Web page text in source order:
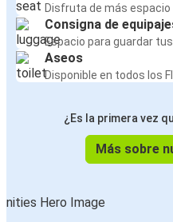
Disfruta de más espacio
Consigna de
Espacio para guardar
Aseos
Disponible en todos los
¿Es la primera vez
Más sobre